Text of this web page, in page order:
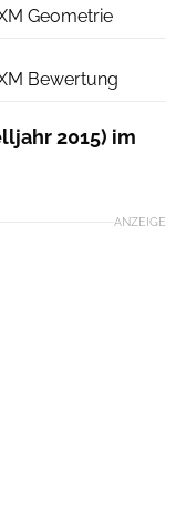
Geometrie
Bewertung
2015) im
ANZEIGE